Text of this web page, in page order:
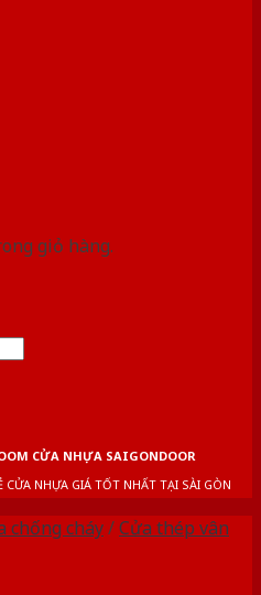
giỏ hàng.
CỬA NHỰA SAIGONDOOR
CỬA NHỰA GIÁ TỐT NHẤT TẠI SÀI GÒN
chống cháy/Cửa thép vân